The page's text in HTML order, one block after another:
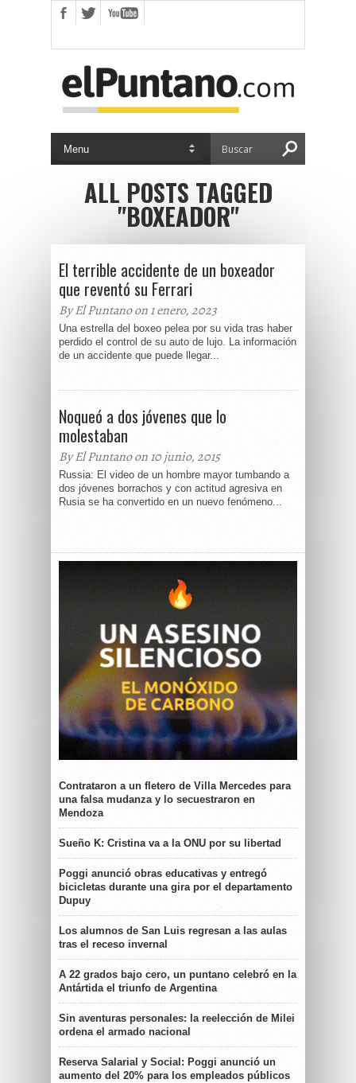
ALL POSTS TAGGED
"BOXEADOR"
El terrible accidente de un boxeador
que reventó su Ferrari
By El Puntano on 1 enero, 2023
Una estrella del boxeo pelea por su vida tras haber
perdido el control de su auto de lujo. La información
de un accidente que puede llegar...
Noqueó a dos jóvenes que lo
molestaban
By El Puntano on 10 junio, 2015
Russia: El video de un hombre mayor tumbando a
dos jóvenes borrachos y con actitud agresiva en
Rusia se ha convertido en un nuevo fenómeno...
Contrataron a un fletero de Villa Mercedes para
una falsa mudanza y lo secuestraron en
Mendoza
Sueño K: Cristina va a la ONU por su libertad
Poggi anunció obras educativas y entregó
bicicletas durante una gira por el departamento
Dupuy
Los alumnos de San Luis regresan a las aulas
tras el receso invernal
A 22 grados bajo cero, un puntano celebró en la
Antártida el triunfo de Argentina
Sin aventuras personales: la reelección de Milei
ordena el armado nacional
Reserva Salarial y Social: Poggi anunció un
aumento del 20% para los empleados públicos